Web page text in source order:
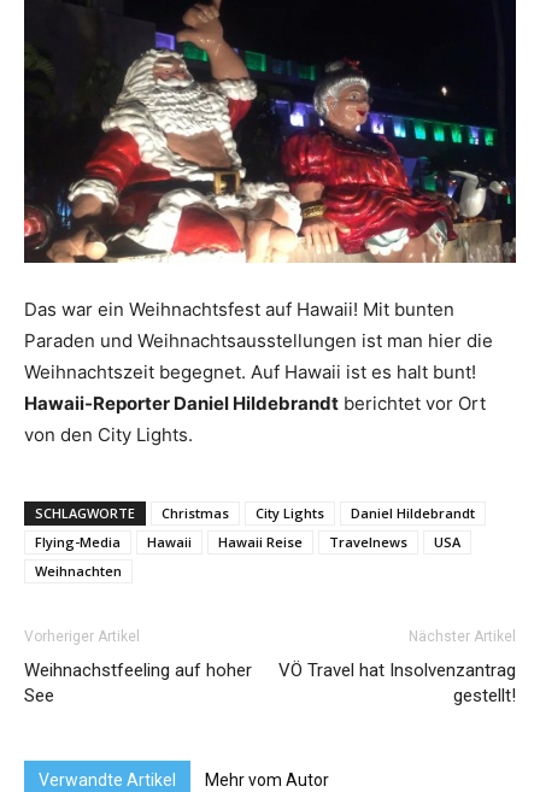
Reiseempfehlungen.
Das war ein Weihnachtsfest auf Hawaii! Mit bunten
Paraden und Weihnachtsausstellungen ist man hier die
Weihnachtszeit begegnet. Auf Hawaii ist es halt bunt!
Hawaii-Reporter Daniel Hildebrandt berichtet vor Ort
von den City Lights.
SCHLAGWORTE Christmas City Lights
Daniel Hildebrandt
Flying-Media
Hawaii Hawaii Reise Travelnews
USA
Weihnachten
Vorheriger Artikel
Weihnachstfeeling auf hoher
See
Nächster Artikel
VÖ Travel hat Insolvenzantrag
gestellt!
Verwandte Artikel Mehr vom Autor